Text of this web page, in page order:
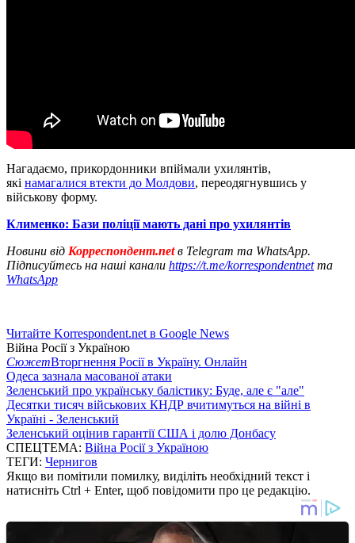
Нагадаємо, прикордонники впіймали ухилянтів,
які намагалися втекти до Молдови, переодягнувшись у
військову форму.
Клименко: Бази поліції мають дані про ухилянтів
Новини від Корреспондент.netв Telegram та WhatsApp.
Підписуйтесь на наші канали https://t.me/korrespondentnetта
WhatsApp
Читайте Korrespondent.net в Google News
Війна Росії з Україною
СюжетВторгнення Росії в Україну. Онлайн
Одеса зазнала масованої атаки
Зеленський про українську балістику: Буде, але є "але"
Десятки тисяч військових КНДР вчитимуться на війні в
Україні - Зеленський
Зеленський оцінив гарантії США і долю Донбасу
СПЕЦТЕМА: Війна Росії з Україною
ТЕГИ: Чернигов
Якщо ви помітили помилку, виділіть необхідний текст і
натисніть Ctrl + Enter, щоб повідомити про це редакцію.